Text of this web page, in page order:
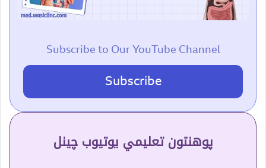
Subscribe to Our YouTube Channel
Subscribe
پوهنتون تعلیمي یوتیوب چینل